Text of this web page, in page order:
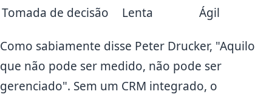
Tomada de decisão Lenta Ágil
Como sabiamente disse Peter Drucker, "Aquilo
que não pode ser medido, não pode ser
gerenciado". Sem um CRM integrado, o